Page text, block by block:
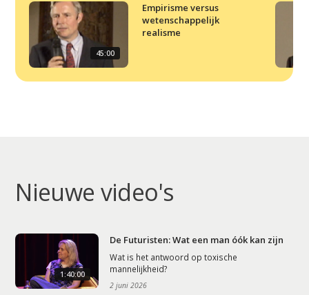
45:00
Empirisme versus
wetenschappelijk
realisme
Nieuwe video's
1:40:00
De Futuristen: Wat een man óók kan zijn
Wat is het antwoord op toxische
mannelijkheid?
2 juni 2026